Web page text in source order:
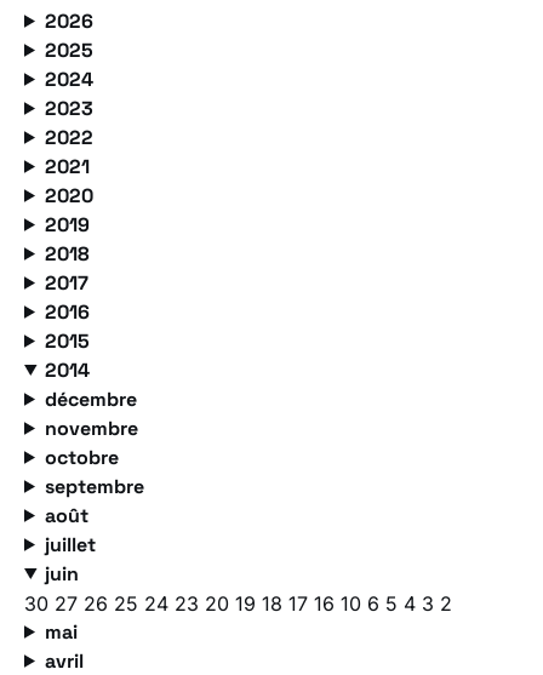
2026
2025
2024
2023
2022
2021
2020
2019
2018
2017
2016
2015
2014
décembre
novembre
octobre
septembre
août
juillet
juin
30 27 26 25 24 23 20 19 18 17 16 10 6 5 4 3 2
mai
avril